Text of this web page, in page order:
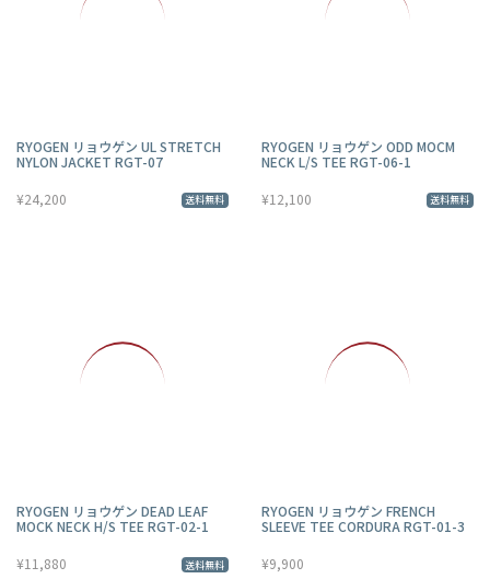
RYOGEN リョウゲン UL STRETCH
NYLON JACKET RGT-07
¥24,200 送料無料
RYOGEN リョウゲン ODD MOCM
NECK L/S TEE RGT-06-1
¥12,100 送料無料
RYOGEN リョウゲン DEAD LEAF
MOCK NECK H/S TEE RGT-02-1
¥11,880 送料無料
RYOGEN リョウゲン FRENCH
SLEEVE TEE CORDURA RGT-01-3
¥9,900